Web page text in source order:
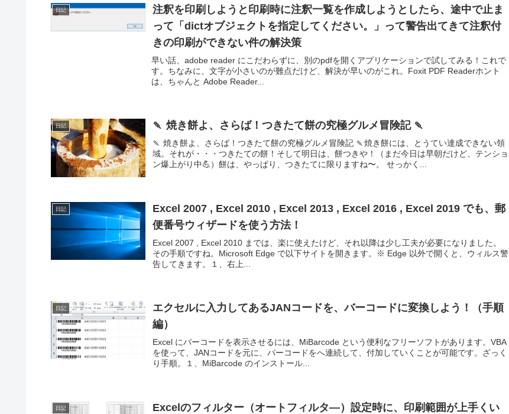
日記
注釈を印刷しようと印刷時に注釈一覧を作成しようとしたら、途中で止ま
って「dictオブジェクトを指定してください。」って警告出てきて注釈付
きの印刷ができない件の解決策
早い話、adobe reader にこだわらずに、別のpdfを開くアプリケーションで試してみる！これで
す。ちなみに、文字が小さいのが難点だけど、解決が早いのがこれ。Foxit PDF Readerホント
は、ちゃんと Adobe Reader...
日記 🍡 焼き餅よ、さらば！つきたて餅の究極グルメ冒険記 🍡
🍡 焼き餅よ、さらば！つきたて餅の究極グルメ冒険記 🍡焼き餅には、とうてい達成できない領
域。それが・・・つきたての餅！そして明日は、餅つきや！（まだ今日は早朝だけど、テンショ
ン爆上がり中💪）餅は、やっぱり、つきたてに限りますね〜。 せっかく...
日記
Excel 2007 , Excel 2010 , Excel 2013 , Excel 2016 , Excel 2019 でも、郵
便番号ウィザードを使う方法！
Excel 2007 , Excel 2010 までは、楽に使えたけど、それ以降は少し工夫が必要になりました。
その手順ですね。Microsoft Edge で以下サイトを開きます。※ Edge 以外で開くと、ウィルス警
告してきます。１、右上...
日記
エクセルに入力してあるJANコードを、バーコードに変換しよう！（手順
編）
Excel にバーコードを表示させるには、MiBarcode という便利なフリーソフトがあります。VBA
を使って、JANコードを元に、バーコードをへ連続して、付加していくことが可能です。ざっく
り手順。１、MiBarcode のインストール...
日記
Excelのフィルター（オートフィルタ―）設定時に、印刷範囲が上手くい